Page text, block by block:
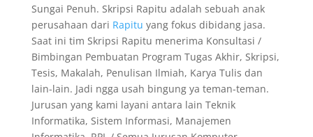
Sungai Penuh. Skripsi Rapitu adalah sebuah anak
perusahaan dari Rapitu yang fokus dibidang jasa.
Saat ini tim Skripsi Rapitu menerima Konsultasi /
Bimbingan Pembuatan Program Tugas Akhir, Skripsi,
Tesis, Makalah, Penulisan Ilmiah, Karya Tulis dan
lain-lain. Jadi ngga usah bingung ya teman-teman.
Jurusan yang kami layani antara lain Teknik
Informatika, Sistem Informasi, Manajemen